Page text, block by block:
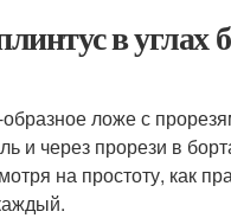
в углах
ложе с
и через прорези в
на простоту, как